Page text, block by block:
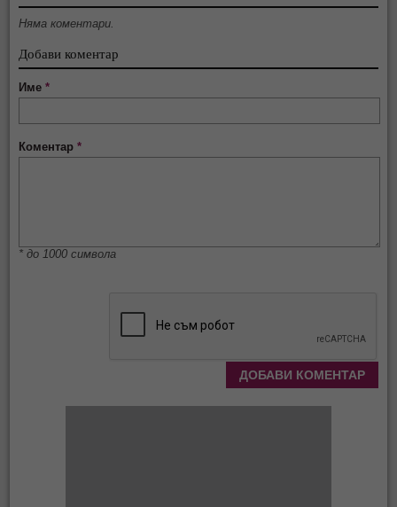
Няма коментари.
Добави коментар
Име*
Коментар*
* до 1000 символа